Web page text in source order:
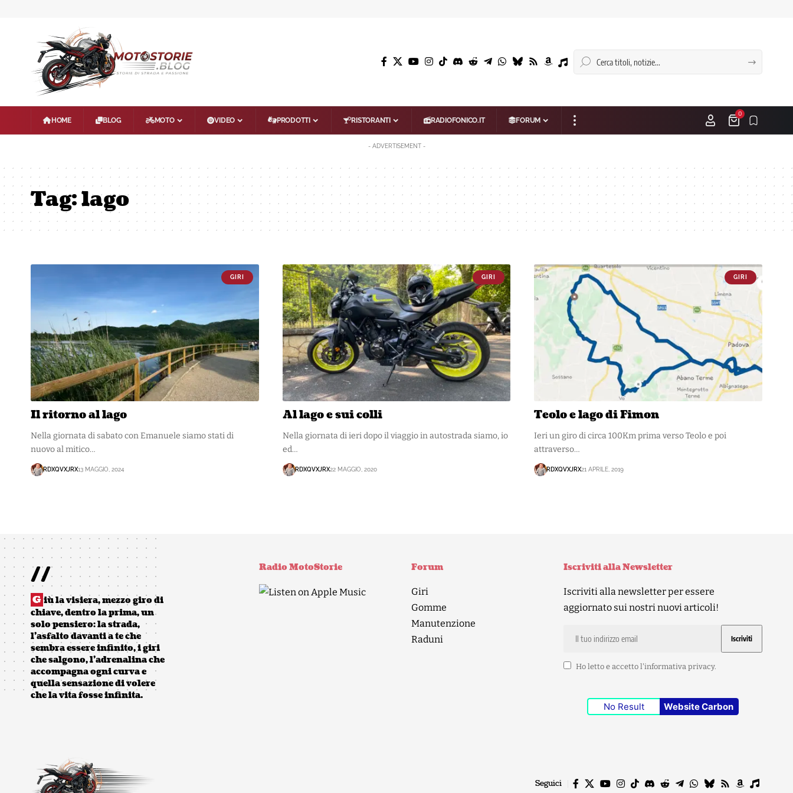
HOME BLOG MOTO VIDEO PRODOTTI RISTORANTI RADIOFONICO.IT FORUM
0
- ADVERTISEMENT -
Tag:lago
GIRI
Il ritorno al lago
Nella giornata di sabato con Emanuele siamo stati di
nuovo al mitico…
RDXQVXJRX13 MAGGIO, 2024
GIRI
Al lago e sui colli
Nella giornata di ieri dopo il viaggio in autostrada siamo, io
ed…
RDXQVXJRX22 MAGGIO, 2020
GIRI
Teolo e lago di Fimon
Ieri un giro di circa 100Km prima verso Teolo e poi
attraverso…
RDXQVXJRX21 APRILE, 2019
//
G iù la visiera, mezzo giro di
chiave, dentro la prima, un
solo pensiero: la strada,
l’asfalto davanti a te che
sembra essere infinito, i giri
che salgono, l’adrenalina che
accompagna ogni curva e
quella sensazione di volere
che la vita fosse infinita.
Radio MotoStorie Forum
Giri
Gomme
Manutenzione
Raduni
Iscriviti alla Newsletter
Iscriviti alla newsletter per essere
aggiornato sui nostri nuovi articoli!
Ho letto e accetto l'informativa privacy.
No Result Website Carbon
Seguici